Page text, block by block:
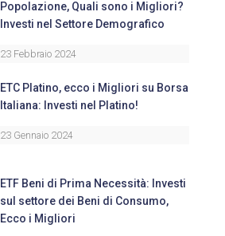
Popolazione, Quali sono i Migliori?
Investi nel Settore Demografico
23 Febbraio 2024
ETC Platino, ecco i Migliori su Borsa
Italiana: Investi nel Platino!
23 Gennaio 2024
ETF Beni di Prima Necessità: Investi
sul settore dei Beni di Consumo,
Ecco i Migliori